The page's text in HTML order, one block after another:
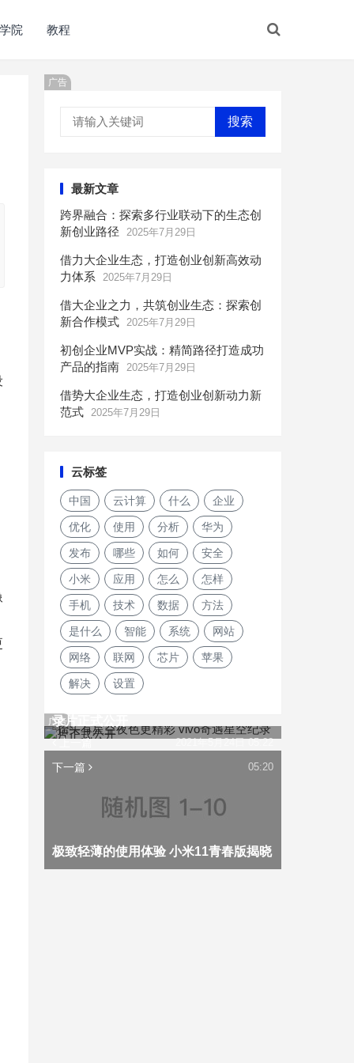
院 教程
广告
搜索
最新文章
跨界融合：探索多行业联动下的生态创
新创业路径
2025年7月29日
借力大企业生态，打造创业创新高效动
力体系
2025年7月29日
借大企业之力，共筑创业生态：探索创
新合作模式 2025年7月29日
初创企业MVP实战：精简路径打造成功
产品的指南 2025年7月29日
借势大企业生态，打造创业创新动力新
范式 2025年7月29日
云标签
中国 云计算 什么 企业
优化 使用 分析 华为
发布 哪些 如何 安全
小米 应用 怎么 怎样
手机 技术 数据 方法
是什么 智能 系统 网站
网络 联网 芯片 苹果
解决 设置
广告
上一篇
录片正式公开
2021年5月24日 05:22
下一篇
极致轻薄的使用体验 小米11青春版揭晓
05:20